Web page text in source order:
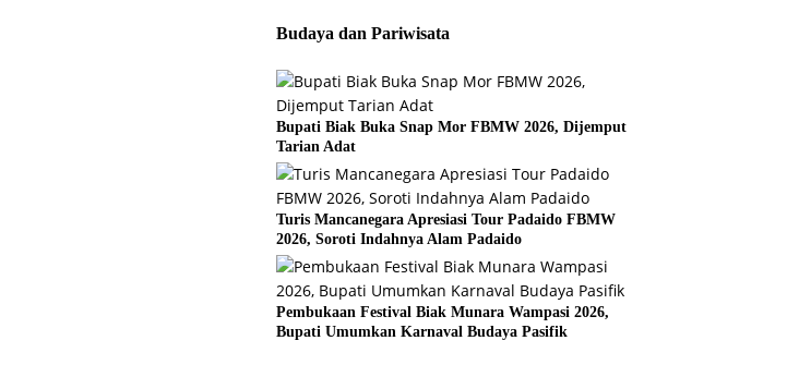
Budaya dan Pariwisata
Bupati Biak Buka Snap Mor FBMW 2026, Dijemput
Tarian Adat
Turis Mancanegara Apresiasi Tour Padaido FBMW
2026, Soroti Indahnya Alam Padaido
Pembukaan Festival Biak Munara Wampasi 2026,
Bupati Umumkan Karnaval Budaya Pasifik